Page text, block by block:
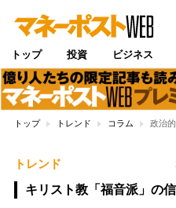
トップ 投資 ビジネス
トップ トレンド コラム 政治
トレンド
キリスト教「福音派」の